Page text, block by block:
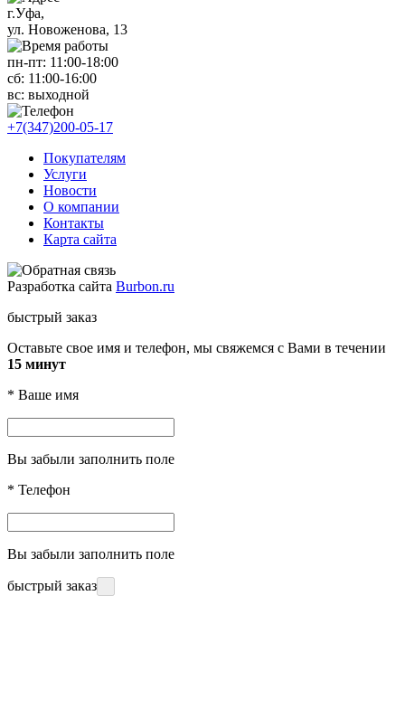
г.Уфа,
ул. Новоженова, 13
пн-пт: 11 :00-18:00
сб: 11 :00-16:00
вс: выходной
+7(347)200-05-17
Покупателям
Услуги
Новости
О компании
Контакты
Карта сайта
Разработка сайта Burbon.ru
быстрый заказ
Оставьте свое имя и телефон, мы свяжемся с Вами в течении
15 минут
* Ваше имя
Вы забыли заполнить поле
* Телефон
Вы забыли заполнить поле
быстрый заказ